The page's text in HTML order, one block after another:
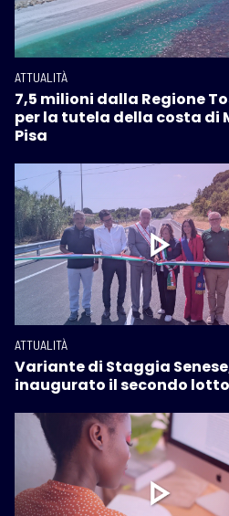
ATTUALITÀ
7,5 milioni dalla Regione
per la tutela della costa di
Pisa
ATTUALITÀ
Variante di Staggia
inaugurato il secondo lotto